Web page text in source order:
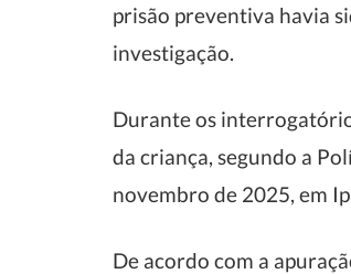
prisão preventiva havia
investigação.
Durante os
da criança, segundo a
novembro de 2025, em
De acordo com a